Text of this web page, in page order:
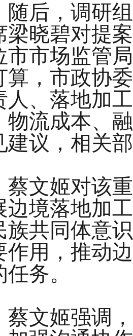
，调研组
梁晓碧对提
市市场监管
算，市政协
人、落地加
物流成本、
建议，相关
姬对该重
边境落地加
族共同体意
作用，推动
任务。
姬强调，